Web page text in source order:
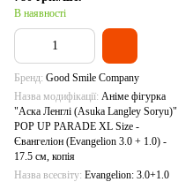
копія
В наявності
Бренд Good Smile Company
Назва модифікації Аніме фігурка
"Аска Ленглі (Asuka Langley Soryu)"
POP UP PARADE XL Size -
Євангеліон (Evangelion 3.0 + 1.0) -
17.5 см, копія
Назва всесвіту Evangelion: 3.0+1.0